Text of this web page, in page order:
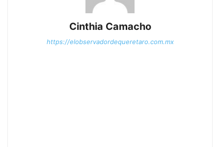
Cinthia Camacho
https://elobservadordequeretaro.com.mx